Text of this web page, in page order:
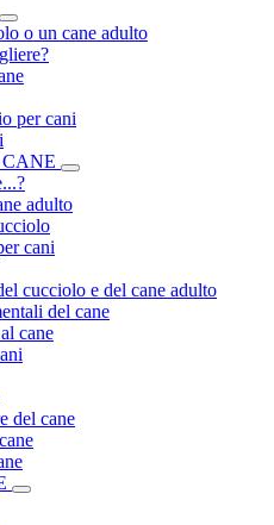
o un cane adulto
per cani
adulto
cani
cucciolo e del cane adulto
del cane
cane
del cane